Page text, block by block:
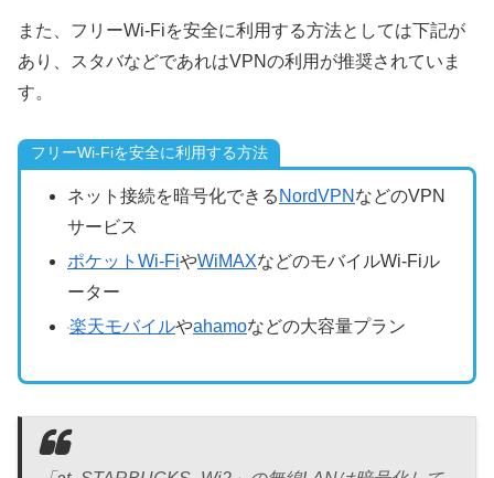
また、フリーWi-Fiを安全に利用する方法としては下記が
あり、スタバなどであれはVPNの利用が推奨されていま
す。
フリーWi-Fiを安全に利用する方法
ネット接続を暗号化できる NordVPN などのVPN
サービス
ポケットWi-FiやWiMAXなどのモバイルWi-Fiル
ーター
楽天モバイルやahamoなどの大容量プラン